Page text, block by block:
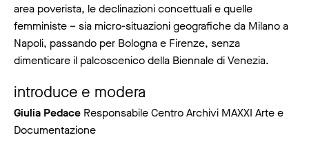
area poverista, le declinazioni concettuali e quelle
femministe – sia micro-situazioni geografiche da Milano a
Napoli, passando per Bologna e Firenze, senza
dimenticare il palcoscenico della Biennale di Venezia.
introduce e modera
Giulia Pedace Responsabile Centro Archivi MAXXI Arte e
Documentazione